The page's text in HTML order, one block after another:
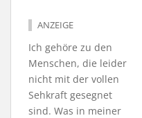
ANZEIGE
Ich gehöre zu den
Menschen, die leider
nicht mit der vollen
Sehkraft gesegnet
sind. Was in meiner